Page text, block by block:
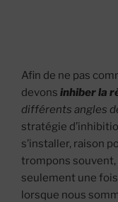
Afin de ne pas
devons inhiber la
différents angles
stratégie
s’installer, raison
trompons souvent,
seulement une
lorsque nous